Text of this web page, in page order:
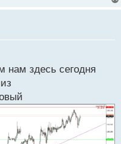
нам здесь сегодня